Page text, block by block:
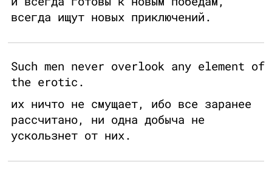
всегда ищут новых приключений.
Such men never overlook any element of
the erotic.
их ничто не смущает, ибо все заранее
рассчитано, ни одна добыча не
ускользнет от них.